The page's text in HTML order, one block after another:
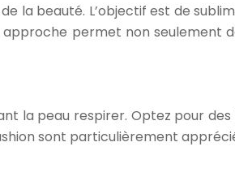
beauté. L’objectif est de
permet non seulement
la peau respirer. Optez pour
sont particulièrement